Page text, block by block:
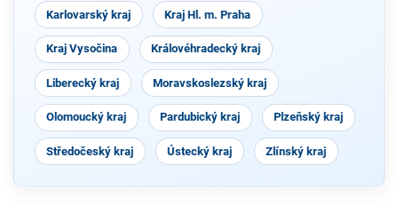
Karlovarský kraj Kraj Hl. m. Praha
Kraj Vysočina Královéhradecký kraj
Liberecký kraj Moravskoslezský kraj
Olomoucký kraj Pardubický kraj Plzeňský kraj
Středočeský kraj Ústecký kraj Zlínský kraj